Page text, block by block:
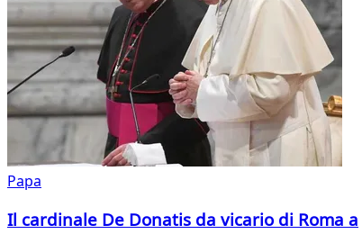
Papa
Il cardinale De Donatis da vicario di Roma a